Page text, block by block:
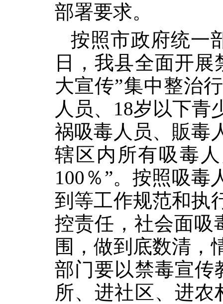
部署要求。
按照市政府统一
日，我县全面开
大宣传”集中整治
人员、18岁以下青
祸吸毒人员、販毒
辖区内所有吸毒
100％”。按照吸毒
到等工作规范和执
控责任，社会面吸
围，做到底数清，
部门要以禁毒宣传
所、进社区、进农